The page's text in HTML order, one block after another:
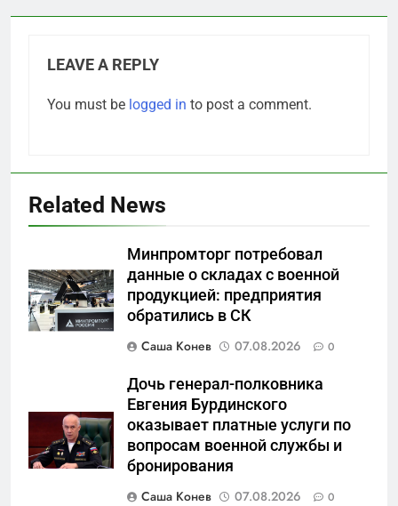
LEAVE A REPLY
You must be logged in to post a comment.
Related News
Минпромторг потребовал
данные о складах с военной
продукцией: предприятия
обратились в СК
Саша Конев
07.08.2026 0
Дочь генерал-полковника
Евгения Бурдинского
оказывает платные услуги по
вопросам военной службы и
бронирования
Саша Конев
07.08.2026 0
5
Что происходит в
калининградском анклаве:
защиты Отечества»
6
«500-тонный беспилотник»
или очередная показуха? Что
скрывает российский ВМФ